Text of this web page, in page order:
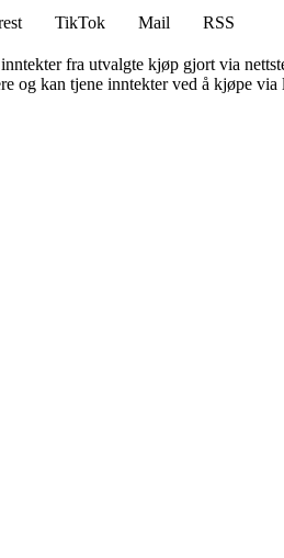
TikTok Mail
RSS
fra utvalgte kjøp gjort via
og kan tjene inntekter ved å kjøpe